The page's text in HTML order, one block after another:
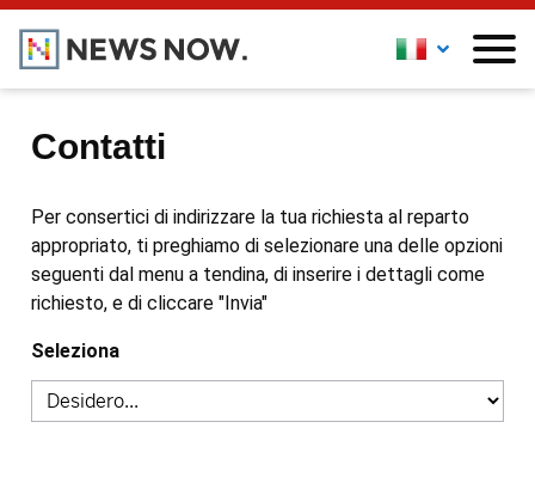
Contatti
Per consertici di indirizzare la tua richiesta al reparto
appropriato, ti preghiamo di selezionare una delle opzioni
seguenti dal menu a tendina, di inserire i dettagli come
richiesto, e di cliccare "Invia"
Seleziona